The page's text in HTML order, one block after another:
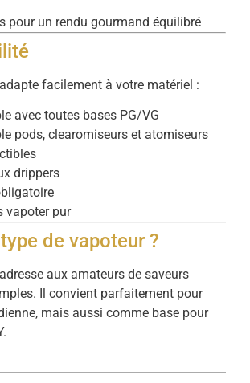
pour un rendu gourmand équilibré
facilement à votre matériel :
avec toutes bases PG/VG
pods, clearomiseurs et atomiseurs
drippers
vapoter pur
de vapoteur ?
aux amateurs de saveurs
Il convient parfaitement pour
mais aussi comme base pour